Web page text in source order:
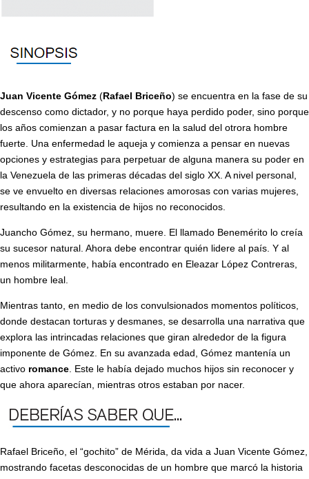
Juan Vicente Gómez (Rafael Briceño) se encuentra en la fase de su
descenso como dictador, y no porque haya perdido poder, sino porque
los años comienzan a pasar factura en la salud del otrora hombre
fuerte. Una enfermedad le aqueja y comienza a pensar en nuevas
opciones y estrategias para perpetuar de alguna manera su poder en
la Venezuela de las primeras décadas del siglo XX. A nivel personal,
se ve envuelto en diversas relaciones amorosas con varias mujeres,
resultando en la existencia de hijos no reconocidos.
Juancho Gómez, su hermano, muere. El llamado Benemérito lo creía
su sucesor natural. Ahora debe encontrar quién lidere al país. Y al
menos militarmente, había encontrado en Eleazar López Contreras,
un hombre leal.
Mientras tanto, en medio de los convulsionados momentos políticos,
donde destacan torturas y desmanes, se desarrolla una narrativa que
explora las intrincadas relaciones que giran alrededor de la figura
imponente de Gómez. En su avanzada edad, Gómez mantenía un
activo romance . Este le había dejado muchos hijos sin reconocer y
que ahora aparecían, mientras otros estaban por nacer.
Rafael Briceño, el “gochito” de Mérida, da vida a Juan Vicente Gómez,
mostrando facetas desconocidas de un hombre que marcó la historia